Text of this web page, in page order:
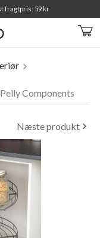
fragtpris: 59 kr
Components
Næste produkt